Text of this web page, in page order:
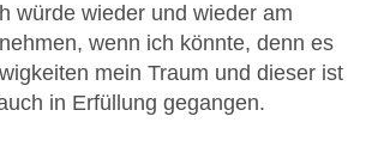
würde wieder und wieder am
wenn ich könnte, denn es
mein Traum und dieser ist
in Erfüllung gegangen.